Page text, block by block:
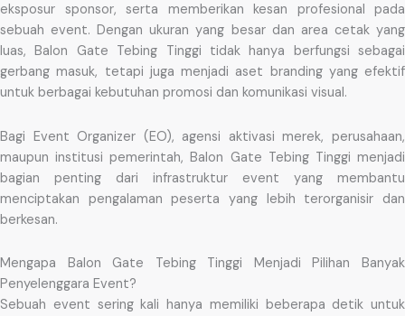
eksposur sponsor, serta memberikan kesan profesional pada
sebuah event. Dengan ukuran yang besar dan area cetak yang
luas, Balon Gate Tebing Tinggi tidak hanya berfungsi sebagai
gerbang masuk, tetapi juga menjadi aset branding yang efektif
untuk berbagai kebutuhan promosi dan komunikasi visual.
Bagi Event Organizer (EO), agensi aktivasi merek, perusahaan,
maupun institusi pemerintah, Balon Gate Tebing Tinggi menjadi
bagian penting dari infrastruktur event yang membantu
menciptakan pengalaman peserta yang lebih terorganisir dan
berkesan.
Mengapa Balon Gate Tebing Tinggi Menjadi Pilihan Banyak
Penyelenggara Event?
Sebuah event sering kali hanya memiliki beberapa detik untuk